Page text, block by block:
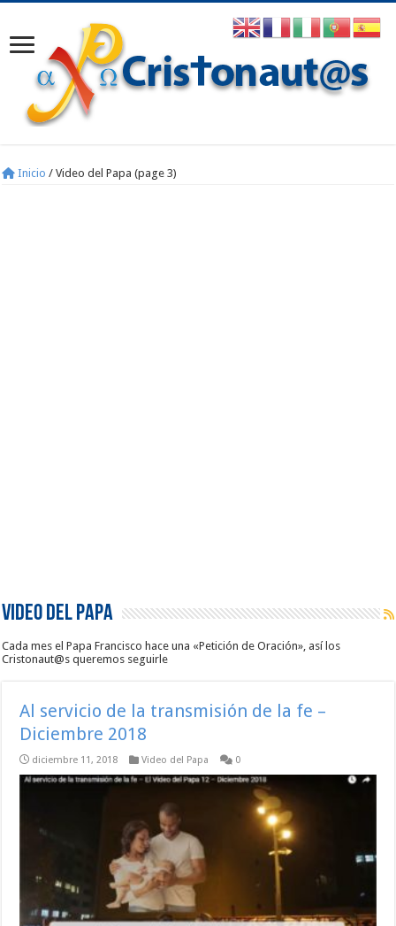
Inicio / Video del Papa (page 3)
Video del Papa
Cada mes el Papa Francisco hace una «Petición de Oración», así los
Cristonaut@s queremos seguirle
Al servicio de la transmisión de la fe –
Diciembre 2018
diciembre 11, 2018 Video del Papa 0